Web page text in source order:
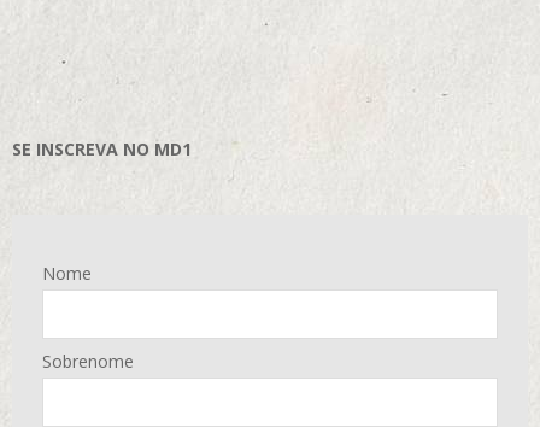
SE INSCREVA NO MD1
Nome
Sobrenome